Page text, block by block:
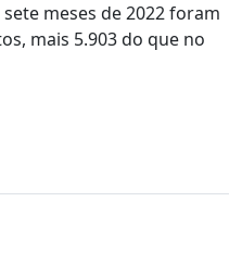
meses de 2022 foram
mais 5.903 do que no